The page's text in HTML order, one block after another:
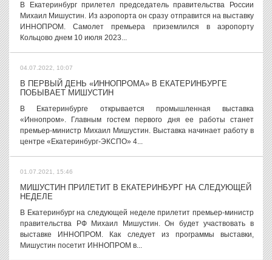
В Екатеринбург прилетел председатель правительства России
Михаил Мишустин. Из аэропорта он сразу отправится на выставку
ИННОПРОМ. Самолет премьера приземлился в аэропорту
Кольцово днем 10 июля 2023...
04.07.2022, 10:07
В ПЕРВЫЙ ДЕНЬ «ИННОПРОМА» В ЕКАТЕРИНБУРГЕ
ПОБЫВАЕТ МИШУСТИН
В Екатеринбурге открывается промышленная выставка
«Иннопром». Главным гостем первого дня ее работы станет
премьер-министр Михаил Мишустин. Выставка начинает работу в
центре «Екатеринбург-ЭКСПО» 4...
01.07.2021, 15:46
МИШУСТИН ПРИЛЕТИТ В ЕКАТЕРИНБУРГ НА СЛЕДУЮЩЕЙ
НЕДЕЛЕ
В Екатеринбург на следующей неделе прилетит премьер-министр
правительства РФ Михаил Мишустин. Он будет участвовать в
выставке ИННОПРОМ. Как следует из программы выставки,
Мишустин посетит ИННОПРОМ в...